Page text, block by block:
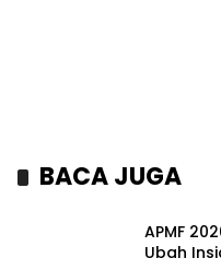
BACA JUGA
APMF
Ubah Insight jadi Struktur